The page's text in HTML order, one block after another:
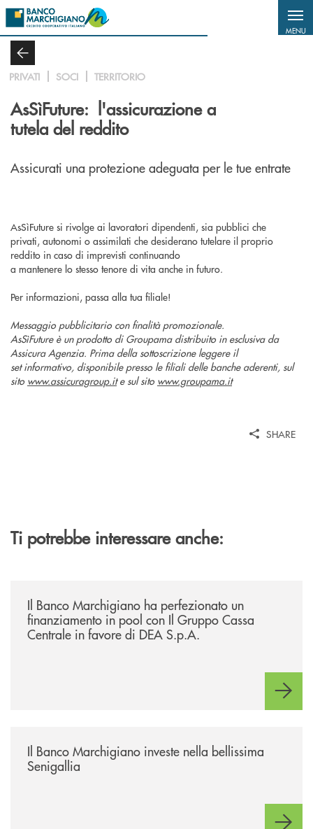
Salta al contenuto principale
MENU
PRIVATI SOCI TERRITORIO
AsSìFuture: l'assicurazione a
tutela del reddito
Assicurati una protezione adeguata per le tue entrate
AsSìFuture si rivolge ai lavoratori dipendenti, sia pubblici che
privati, autonomi o assimilati che desiderano tutelare il proprio
reddito in caso di imprevisti continuando
a mantenere lo stesso tenore di vita anche in futuro.
Per informazioni, passa alla tua filiale!
Messaggio pubblicitario con finalità promozionale.
AsSìFuture è un prodotto di Groupama distribuito in esclusiva da
Assicura Agenzia. Prima della sottoscrizione leggere il
set informativo, disponibile presso le filiali delle banche aderenti, sul
sito www.assicuragroup.ite sul sito www.groupama.it
SHARE
Ti potrebbe interessare anche:
Il Banco Marchigiano ha perfezionato un
finanziamento in pool con Il Gruppo Cassa
Centrale in favore di DEA S.p.A.
Il Banco Marchigiano investe nella bellissima
Senigallia